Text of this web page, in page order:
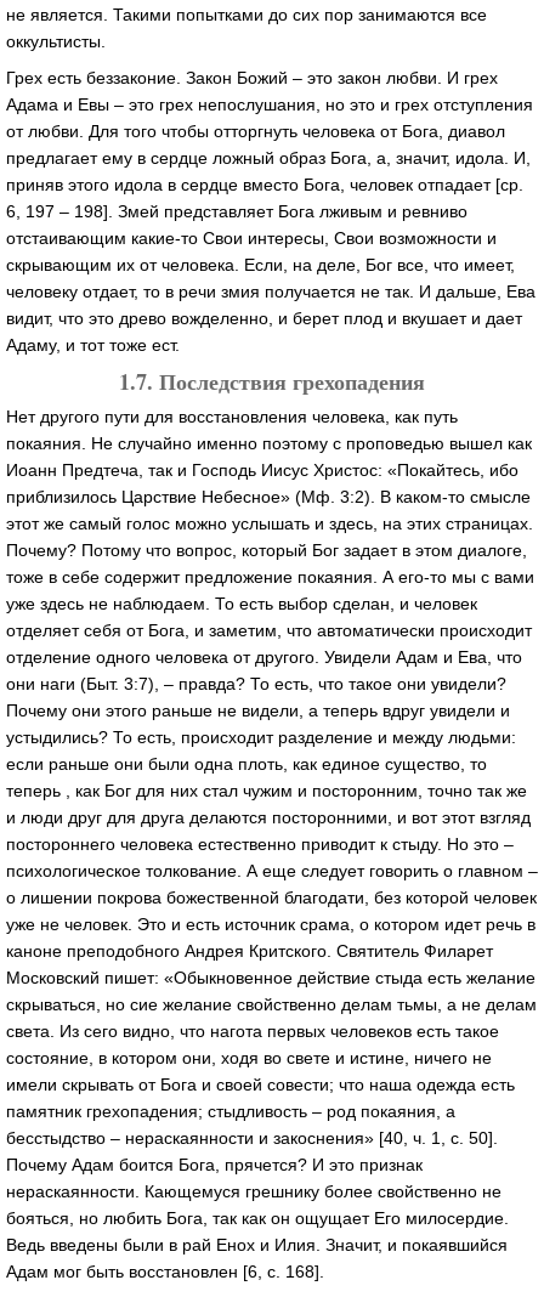
не является. Такими попытками до сих пор занимаются все
оккультисты.
Грех есть беззаконие. Закон Божий – это закон любви. И грех
Адама и Евы – это грех непослушания, но это и грех отступления
от любви. Для того чтобы отторгнуть человека от Бога, диавол
предлагает ему в сердце ложный образ Бога, а, значит, идола. И,
приняв этого идола в сердце вместо Бога, человек отпадает [ср.
6, 197 – 198]. Змей представляет Бога лживым и ревниво
отстаивающим какие-то Свои интересы, Свои возможности и
скрывающим их от человека. Если, на деле, Бог все, что имеет,
человеку отдает, то в речи змия получается не так. И дальше, Ева
видит, что это древо вожделенно, и берет плод и вкушает и дает
Адаму, и тот тоже ест.
1.7. Последствия грехопадения
Нет другого пути для восстановления человека, как путь
покаяния. Не случайно именно поэтому с проповедью вышел как
Иоанн Предтеча, так и Господь Иисус Христос: «Покайтесь, ибо
приблизилось Царствие Небесное» (Мф. 3:2). В каком-то смысле
этот же самый голос можно услышать и здесь, на этих страницах.
Почему? Потому что вопрос, который Бог задает в этом диалоге,
тоже в себе содержит предложение покаяния. А его-то мы с вами
уже здесь не наблюдаем. То есть выбор сделан, и человек
отделяет себя от Бога, и заметим, что автоматически происходит
отделение одного человека от другого. Увидели Адам и Ева, что
они наги (Быт. 3:7), – правда? То есть, что такое они увидели?
Почему они этого раньше не видели, а теперь вдруг увидели и
устыдились? То есть, происходит разделение и между людьми:
если раньше они были одна плоть, как единое существо, то
теперь , как Бог для них стал чужим и посторонним, точно так же
и люди друг для друга делаются посторонними, и вот этот взгляд
постороннего человека естественно приводит к стыду. Но это –
психологическое толкование. А еще следует говорить о главном –
о лишении покрова божественной благодати, без которой человек
уже не человек. Это и есть источник срама, о котором идет речь в
каноне преподобного Андрея Критского. Святитель Филарет
Московский пишет: «Обыкновенное действие стыда есть желание
скрываться, но сие желание свойственно делам тьмы, а не делам
света. Из сего видно, что нагота первых человеков есть такое
состояние, в котором они, ходя во свете и истине, ничего не
имели скрывать от Бога и своей совести; что наша одежда есть
памятник грехопадения; стыдливость – род покаяния, а
бесстыдство – нераскаянности и закоснения» [40, ч. 1, c. 50].
Почему Адам боится Бога, прячется? И это признак
нераскаянности. Кающемуся грешнику более свойственно не
бояться, но любить Бога, так как он ощущает Его милосердие.
Ведь введены были в рай Енох и Илия. Значит, и покаявшийся
Адам мог быть восстановлен [6, c. 168].